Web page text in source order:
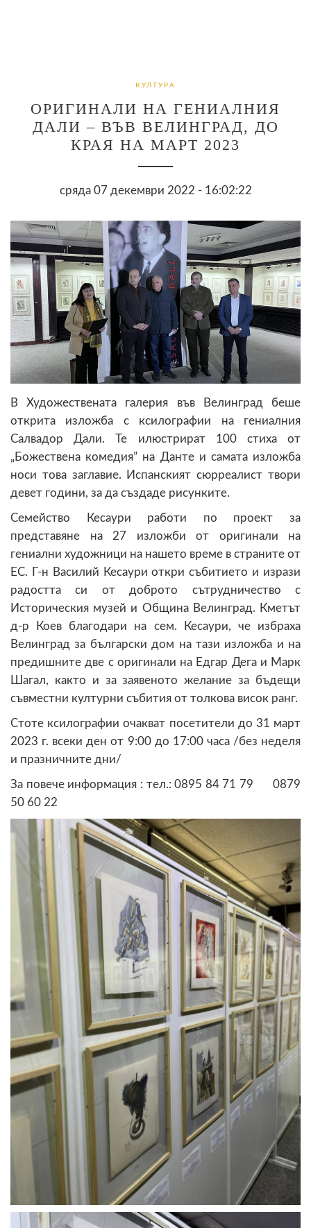
КУЛТУРА
ОРИГИНАЛИ НА ГЕНИАЛНИЯ
ДАЛИ – ВЪВ ВЕЛИНГРАД, ДО
КРАЯ НА МАРТ 2023
сряда 07 декември 2022 - 16:02:22
В Художествената галерия във Велинград беше
открита изложба с ксилографии на гениалния
Салвадор Дали. Те илюстрират 100 стиха от
„Божествена комедия” на Данте и самата изложба
носи това заглавие. Испанският сюрреалист твори
девет години, за да създаде рисунките.
Семейство Кесаури работи по проект за
представяне на 27 изложби от оригинали на
гениални художници на нашето време в страните от
ЕС. Г-н Василий Кесаури откри събитието и изрази
радостта си от доброто сътрудничество с
Историческия музей и Община Велинград. Кметът
д-р Коев благодари на сем. Кесаури, че избраха
Велинград за български дом на тази изложба и на
предишните две с оригинали на Едгар Дега и Марк
Шагал, както и за заявеното желание за бъдещи
съвместни културни събития от толкова висок ранг.
Стоте ксилографии очакват посетители до 31 март
2023 г. всеки ден от 9:00 до 17:00 часа /без неделя
и празничните дни/
За повече информация : тел.: 0895 84 71 79 0879
50 60 22